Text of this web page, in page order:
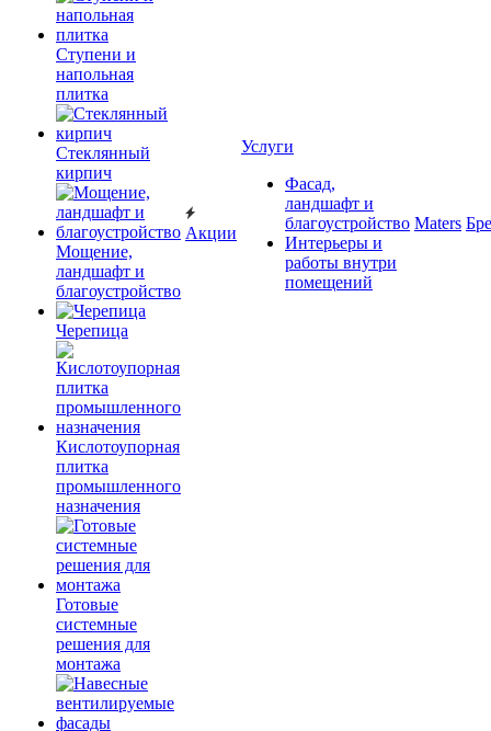
Ступени и
напольная
плитка
Cтеклянный
кирпич
Мощение,
ландшафт и
благоустройство
Черепица
Кислотоупорная
плитка
промышленного
назначения
Готовые
системные
решения для
монтажа
Акции
Услуги
Фасад,
ландшафт и
благоустройство
Интерьеры и
работы внутри
помещений
Maters